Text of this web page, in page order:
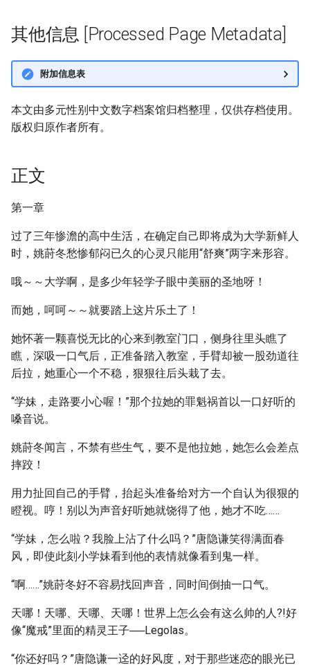
其他信息 [Processed Page Metadata]
附加信息表
本文由多元性别中文数字档案馆归档整理，仅供存档使用。
版权归原作者所有。
正文
第一章
过了三年惨澹的高中生活，在确定自己即将成为大学新鲜人
时，姚莳冬愁惨郁闷已久的心灵只能用“舒爽”两字来形容。
哦～～大学啊，是多少年轻学子眼中美丽的圣地呀！
而她，呵呵～～就要踏上这片乐土了！
她怀著一颗喜悦无比的心来到教室门口，侧身往里头瞧了
瞧，深吸一口气后，正准备踏入教室，手臂却被一股劲道往
后拉，她重心一个不稳，狠狠往后头栽了去。
“学妹，走路要小心喔！”那个拉她的罪魁祸首以一口好听的
嗓音说。
姚莳冬闻言，不禁有些生气，要不是他拉她，她怎么会差点
摔跤！
用力扯回自己的手臂，抬起头准备给对方一个自认为很狠的
瞪视。哼！别以为声音好听她就饶得了他，她才不吃……
“学妹，怎么啦？我脸上沾了什么吗？”唐隐谦笑得满面春
风，即使此刻小学妹看到他的表情就像看到鬼一样。
“啊……”姚莳冬好不容易找回声音，同时间倒抽一口气。
天哪！天哪、天哪、天哪！世界上怎么会有这么帅的人?!好
像“魔戒”里面的精灵王子──Legolas。
“你还好吗？”唐隐谦一迳的好风度，对于那些迷恋的眼光已